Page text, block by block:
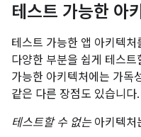
테스트 가능한 아
테스트 가능한 앱 아키텍
다양한 부분을 쉽게 테스
가능한 아키텍처에는 가독
같은 다른 장점도 있습니다.
테스트할 수 없는아키텍처